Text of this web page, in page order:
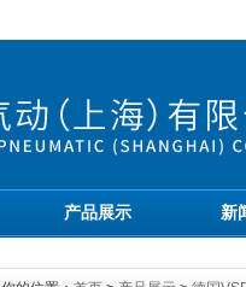
产品展示 新